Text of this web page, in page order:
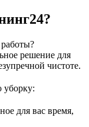
решение для
чистоте.
уборку:
для вас время,